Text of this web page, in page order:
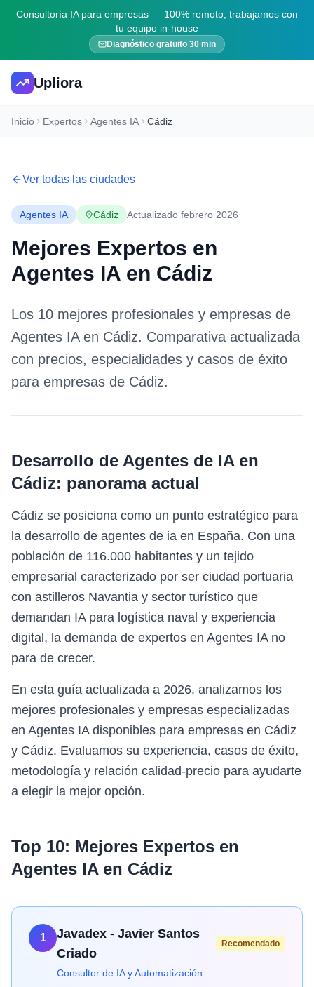
Consultoría IA para empresas — 100% remoto, trabajamos con
tu equipo in-house
Diagnóstico gratuito 30 min
Upliora
Inicio Expertos Agentes IA Cádiz
Ver todas las ciudades
Agentes IA Cádiz Actualizado febrero 2026
Mejores Expertos en
Agentes IA en Cádiz
Los 10 mejores profesionales y empresas de
Agentes IAen Cádiz. Comparativa actualizada
con precios, especialidades y casos de éxito
para empresas de Cádiz.
Desarrollo de Agentes de IAen
Cádiz: panorama actual
Cádiz se posiciona como un punto estratégico para
la desarrollo de agentes de ia en España. Con una
población de 116.000 habitantes y un tejido
empresarial caracterizado por ser ciudad portuaria
con astilleros Navantia y sector turístico que
demandan IA para logística naval y experiencia
digital, la demanda de expertos en Agentes IA no
para de crecer.
En esta guía actualizada a 2026, analizamos los
mejores profesionales y empresas especializadas
en Agentes IA disponibles para empresas en Cádiz
y Cádiz. Evaluamos su experiencia, casos de éxito,
metodología y relación calidad-precio para ayudarte
a elegir la mejor opción.
Top 10: Mejores Expertos en
Agentes IAen Cádiz
1
Javadex - Javier Santos
Criado
Recomendado
Consultor de IA y Automatización